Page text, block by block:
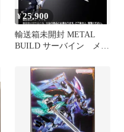
¥25,900
輸送箱未開封 METAL
BUILD サーバイン メタ